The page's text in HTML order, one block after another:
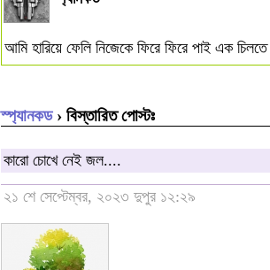
আমি হারিয়ে ফেলি নিজেকে ফিরে ফিরে পাই এক চিলতে
স্প্যানকড› বিস্তারিত পোস্টঃ
কারো চোখে নেই জল....
২১ শে সেপ্টেম্বর, ২০২৩ দুপুর ১২:২৯